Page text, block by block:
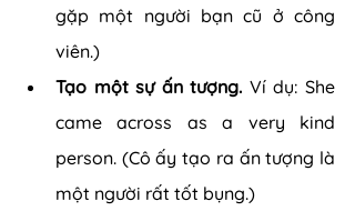
gặp một người bạn cũ ở công
viên.)
Tạo một sự ấn tượng. Ví dụ: She
came across as a very kind
person. (Cô ấy tạo ra ấn tượng là
một người rất tốt bụng.)